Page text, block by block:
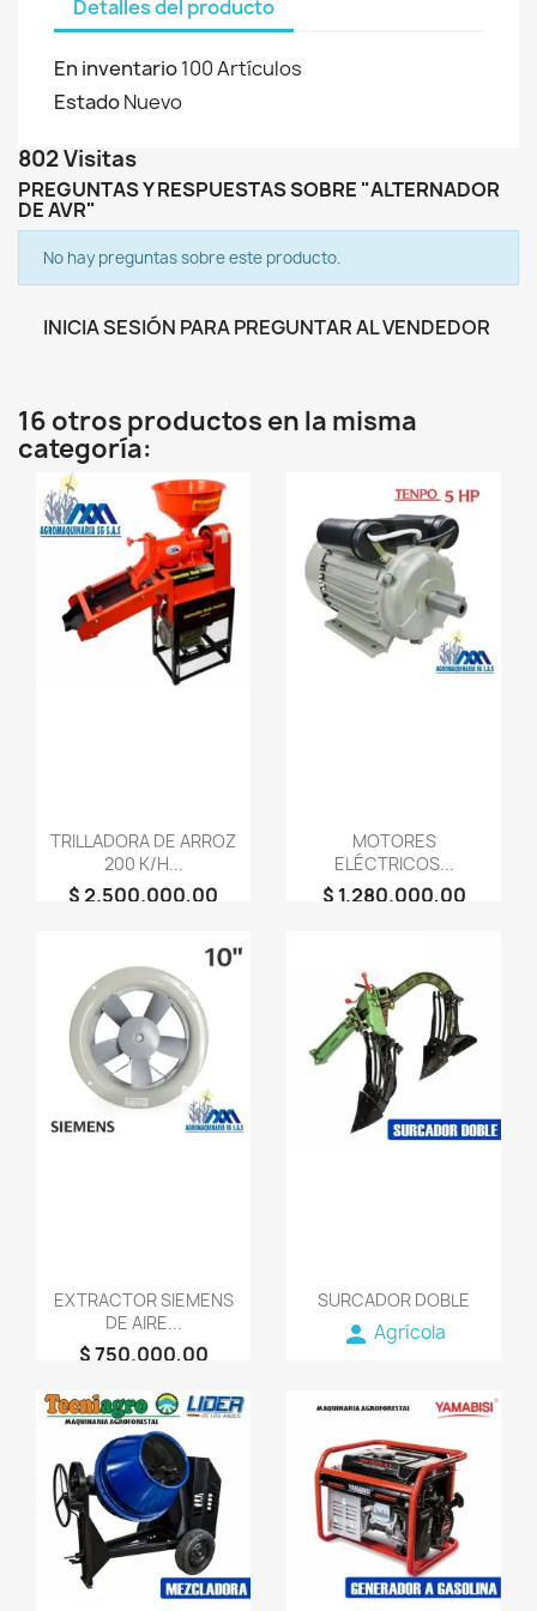
Detalles del producto
En inventario100 Artículos
EstadoNuevo
802 Visitas
PREGUNTAS Y RESPUESTAS SOBRE "ALTERNADOR
DE AVR"
No hay preguntas sobre este producto.
INICIA SESIÓN PARA PREGUNTAR AL VENDEDOR
16 otros productos en la misma
categoría:
TRILLADORA DE ARROZ
200 K/H...
$ 2.500.000,00
favorite_border
MOTORES
ELÉCTRICOS...
$ 1.280.000,00
favorite_border
EXTRACTOR SIEMENS
DE AIRE...
$ 750.000,00
SG S.A.S
favorite_border
SURCADOR DOBLE
person Agrícola
favorite_border
favorite_border favorite_border